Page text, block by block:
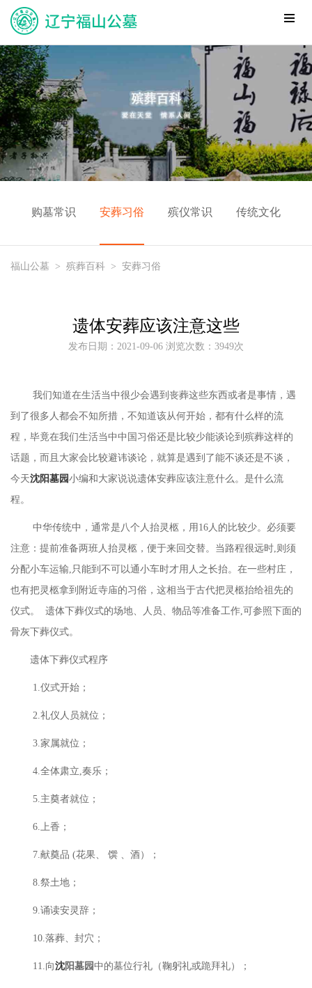
购墓常识 安葬习俗 殡仪常识 传统文化
福山公墓 > 殡葬百科 > 安葬习俗
遗体安葬应该注意这些
发布日期：2021-09-06 浏览次数：3949次
我们知道在生活当中很少会遇到丧葬这些东西或者是事情，遇
到了很多人都会不知所措，不知道该从何开始，都有什么样的流
程，毕竟在我们生活当中中国习俗还是比较少能谈论到殡葬这样的
话题，而且大家会比较避讳谈论，就算是遇到了能不谈还是不谈，
今天沈阳墓园小编和大家说说遗体安葬应该注意什么。是什么流
程。
中华传统中，通常是八个人抬灵柩，用 16人的比较少。必须要
注意：提前准备两班人抬灵柩，便于来回交替。当路程很远时,则须
分配小车运输,只能到不可以通小车时才用人之长抬。在一些村庄，
也有把灵柩拿到附近寺庙的习俗，这相当于古代把灵柩抬给祖先的
仪式。 遗体下葬仪式的场地、人员、物品等准备工作,可参照下面的
骨灰下葬仪式。
遗体下葬仪式程序
1.仪式开始；
2.礼仪人员就位；
3.家属就位；
4.全体肃立,奏乐；
5.主奠者就位；
6.上香；
7.献奠品 (花果、 馔 、酒）；
8.祭土地；
9.诵读安灵辞；
10.落葬、封穴；
11.向沈阳墓园中的墓位行礼（鞠躬礼或跪拜礼）；